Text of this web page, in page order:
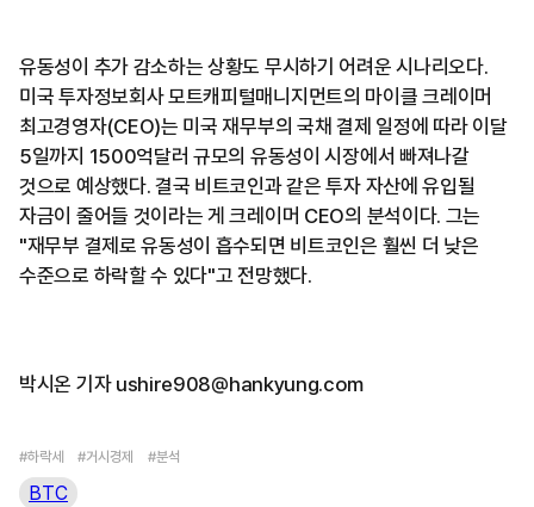
유동성이 추가 감소하는 상황도 무시하기 어려운 시나리오다.
미국 투자정보회사 모트캐피털매니지먼트의 마이클 크레이머
최고경영자(CEO)는 미국 재무부의 국채 결제 일정에 따라 이달
5일까지 1500억달러 규모의 유동성이 시장에서 빠져나갈
것으로 예상했다. 결국 비트코인과 같은 투자 자산에 유입될
자금이 줄어들 것이라는 게 크레이머 CEO의 분석이다. 그는
"재무부 결제로 유동성이 흡수되면 비트코인은 훨씬 더 낮은
수준으로 하락할 수 있다"고 전망했다.
박시온 기자 ushire908@hankyung.com
#하락세 #거시경제 #분석
BTC